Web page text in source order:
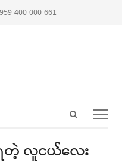
400 000 661
Open
ရတဲ့ လူငယ်လေး